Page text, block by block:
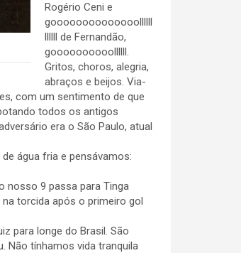
Rogério Ceni e
goooooooooooooollllll
llllll de Fernandão,
goooooooooollllll.
Gritos, choros, alegria,
abraços e beijos. Via-
com um sentimento de que
todos os antigos
era o São Paulo, atual
água fria e pensávamos:
nosso 9 passa para Tinga
torcida após o primeiro gol
para longe do Brasil. São
Não tínhamos vida tranquila